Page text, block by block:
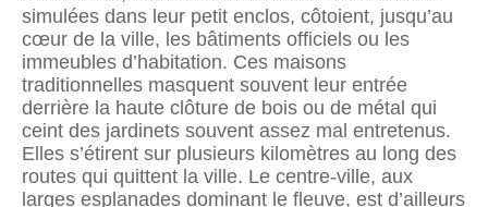
simulées dans leur petit enclos, côtoient, jusqu’au
cœur de la ville, les bâtiments officiels ou les
immeubles d’habitation. Ces maisons
traditionnelles masquent souvent leur entrée
derrière la haute clôture de bois ou de métal qui
ceint des jardinets souvent assez mal entre­tenus.
Elles s’étirent sur plusieurs kilomètres au long des
routes qui quittent la ville. Le centre-ville, aux
larges esplanades dominant le fleuve, est d’ailleurs